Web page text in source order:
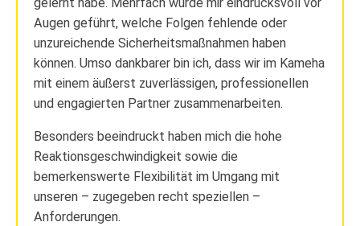
Augen geführt, welche Folgen fehlende oder
unzureichende Sicherheitsmaßnahmen haben
können. Umso dankbarer bin ich, dass wir im Kameha
mit einem äußerst zuverlässigen, professionellen
und engagierten Partner zusammenarbeiten.
Besonders beeindruckt haben mich die hohe
Reaktionsgeschwindigkeit sowie die
bemerkenswerte Flexibilität im Umgang mit
unseren – zugegeben recht speziellen –
Anforderungen.